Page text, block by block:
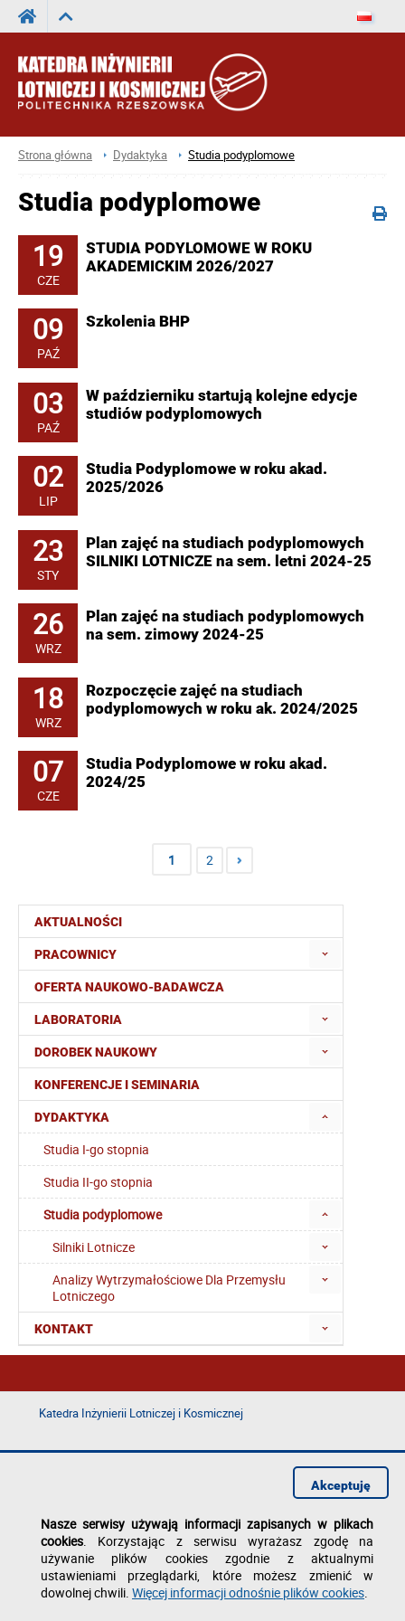
Strona główna Dydaktyka Studia podyplomowe
AKTUALNOŚCI
PRACOWNICY
OFERTA NAUKOWO-BADAWCZA
LABORATORIA
DOROBEK NAUKOWY
KONFERENCJE I SEMINARIA
DYDAKTYKA
Studia I-go stopnia
Studia II-go stopnia
Studia podyplomowe
Silniki Lotnicze
Analizy Wytrzymałościowe Dla Przemysłu
Lotniczego
KONTAKT
Studia podyplomowe
19
CZE
STUDIA PODYLOMOWE W ROKU
AKADEMICKIM 2026/2027
09
PAŹ
Szkolenia BHP
03
PAŹ
W październiku startują kolejne edycje
studiów podyplomowych
02
LIP
Studia Podyplomowe w roku akad.
2025/2026
23
STY
Plan zajęć na studiach podyplomowych
SILNIKI LOTNICZE na sem. letni 2024-25
26
WRZ
Plan zajęć na studiach podyplomowych
na sem. zimowy 2024-25
18
WRZ
Rozpoczęcie zajęć na studiach
podyplomowych w roku ak. 2024/2025
07
CZE
Studia Podyplomowe w roku akad.
2024/25
1 2
Katedra Inżynierii Lotniczej i Kosmicznej
Deklaracja dostępności
Nasze serwisy używają informacji zapisanych w plikach
cookies. Korzystając z serwisu wyrażasz zgodę na
używanie plików cookies zgodnie z aktualnymi
ustawieniami przeglądarki, które możesz zmienić w
dowolnej chwili. Więcej informacji odnośnie plików cookies.
Akceptuję